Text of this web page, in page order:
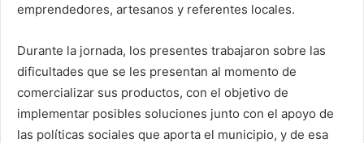
emprendedores, artesanos y referentes locales.
Durante la jornada, los presentes trabajaron sobre las
dificultades que se les presentan al momento de
comercializar sus productos, con el objetivo de
implementar posibles soluciones junto con el apoyo de
las políticas sociales que aporta el municipio, y de esa